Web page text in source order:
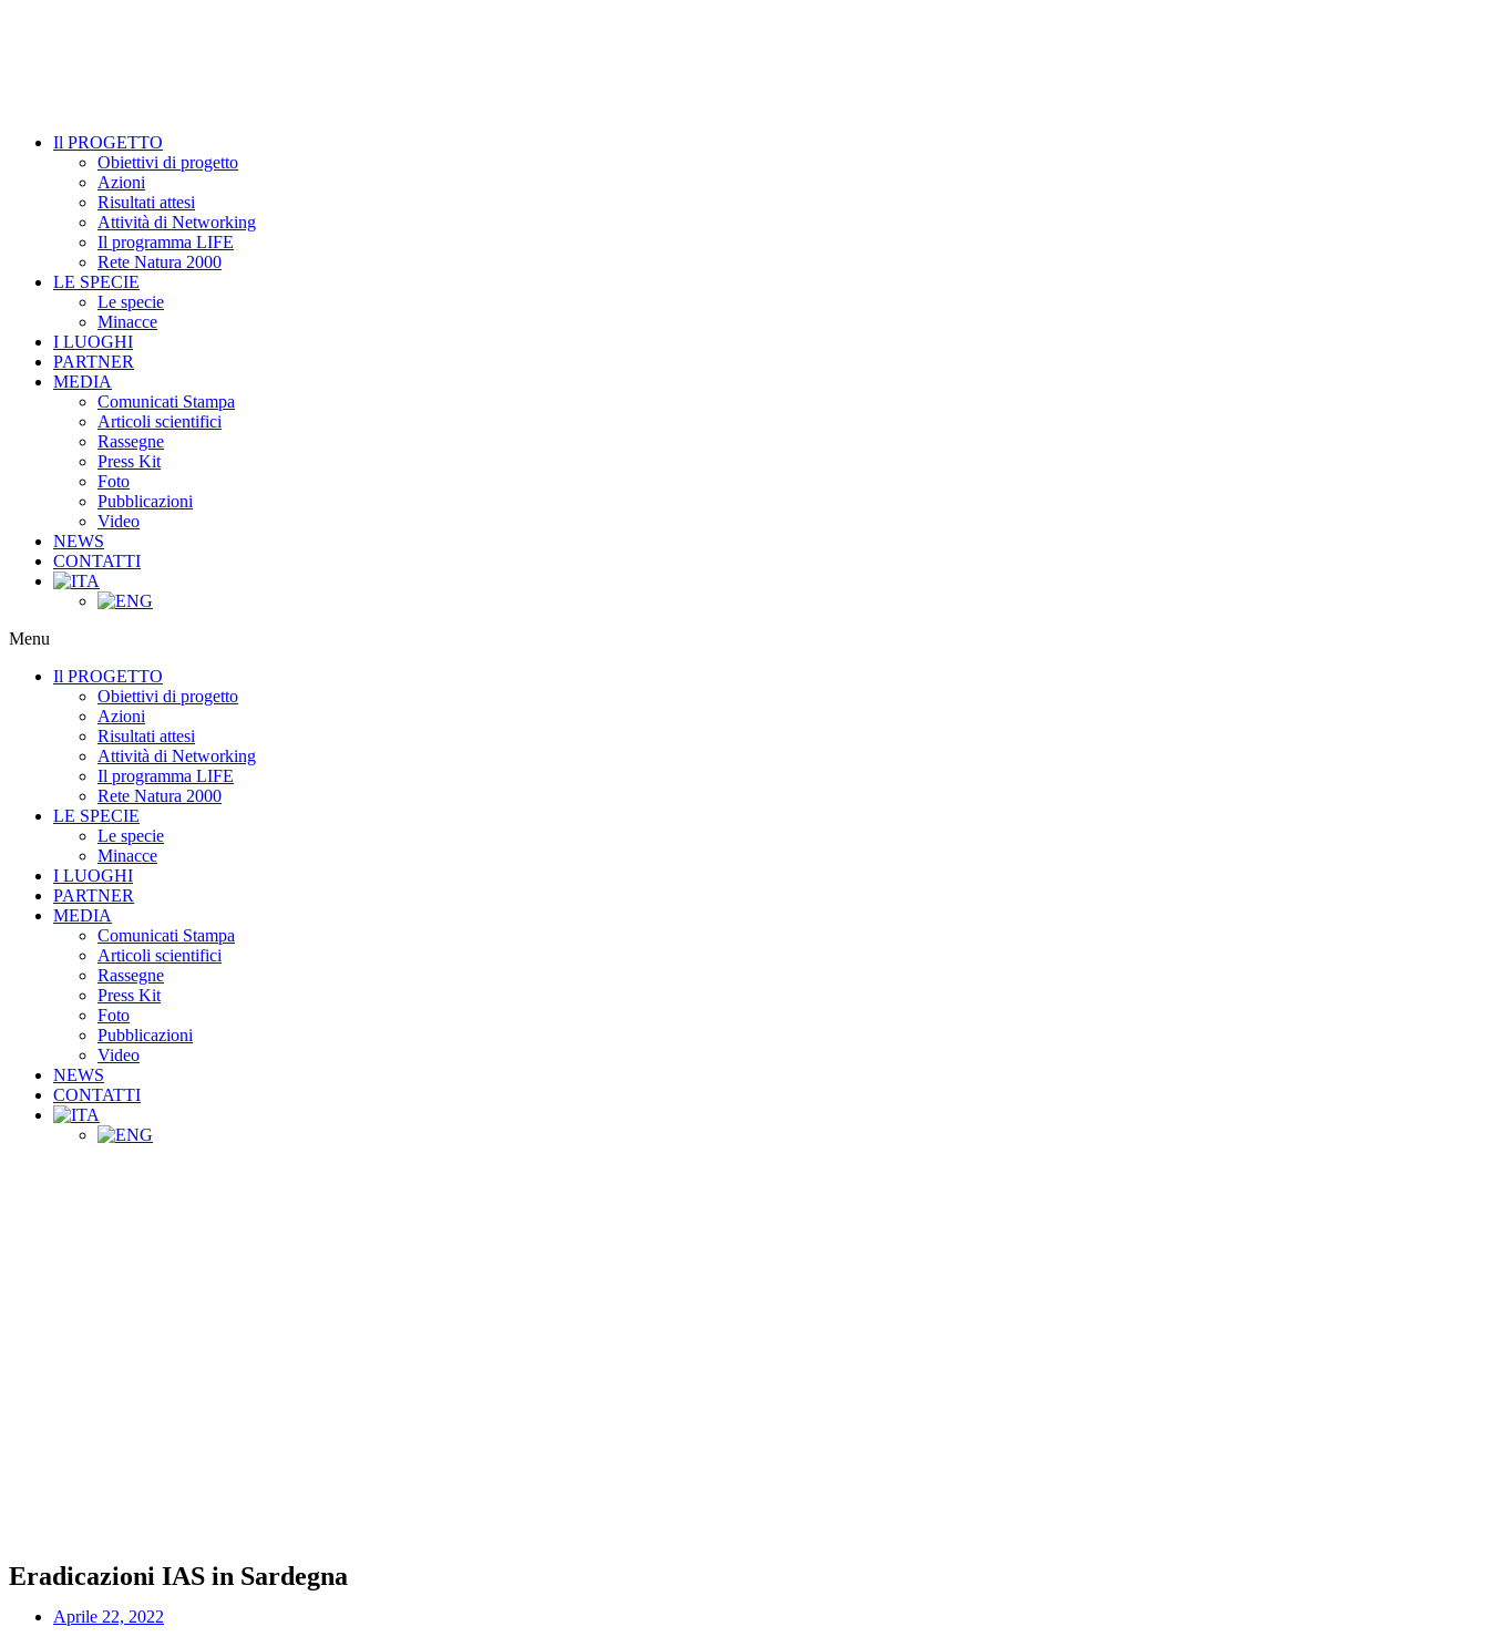
Il PROGETTO
Obiettivi di progetto
Azioni
Risultati attesi
Attività di Networking
Il programma LIFE
Rete Natura 2000
LE SPECIE
Le specie
Minacce
I LUOGHI
PARTNER
MEDIA
Comunicati Stampa
Articoli scientifici
Rassegne
Press Kit
Foto
Pubblicazioni
Video
NEWS
CONTATTI
Menu
Il PROGETTO
Obiettivi di progetto
Azioni
Risultati attesi
Attività di Networking
Il programma LIFE
Rete Natura 2000
LE SPECIE
Le specie
Minacce
I LUOGHI
PARTNER
MEDIA
Comunicati Stampa
Articoli scientifici
Rassegne
Press Kit
Foto
Pubblicazioni
Video
NEWS
CONTATTI
Eradicazioni IAS in Sardegna
Aprile 22, 2022